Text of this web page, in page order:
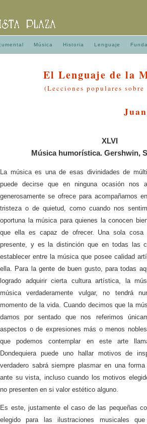
Música Historia Lenguaje
El Lenguaje de la
(Lecciones populares sobre
XLVI
Música humorística. Gershwin,
La música es una de esas divinidades de
puede decirse que en ninguna ocasión nos
generosamente se ofrece para acompañarnos
tristeza o de quietud, como cuando nos
oportuna la música para quienes la conocen
que ella es capaz de ofrecer. Una sola cosa
presente, y es la distinción que en todas las
establecer entre la música que posee calidad
ella. Para la gente de buen gusto, para todas
logrado adquirir cierta cultura artística, la
música verdaderamente vulgar, no tendrá
momento de la vida. Cuando decimos que la
damos por sentado que nos referimos
aspectos o de expresiones más o menos
que podemos contemplar en este arte
Dondequiera puede uno hallar motivos de
verdadero sabrá siempre plasmar en una
ante su vista, incluso cuando los motivos
no presenten en si valor estético alguno.
Es este, justamente el caso de las pequeñas
elegido para las ilustraciones musicales